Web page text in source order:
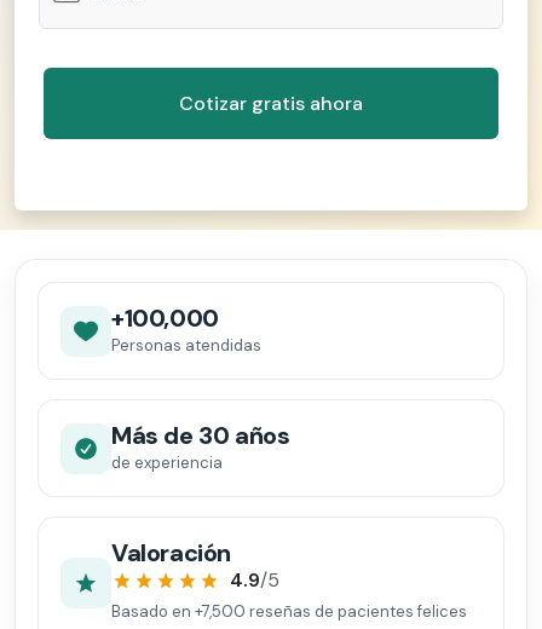
+100,000
Personas atendidas
Más de 30 años
de experiencia
Valoración
4.9/5
Basado en +7,500 reseñas de pacientes felices